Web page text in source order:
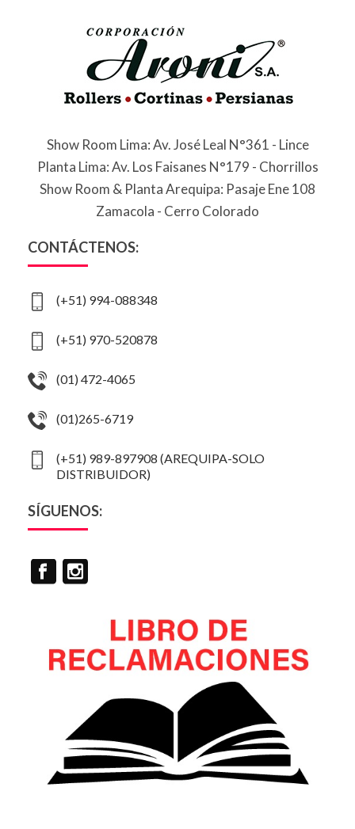
Show Room Lima: Av. José Leal N°361 - Lince
Planta Lima: Av. Los Faisanes N°179 - Chorrillos
Show Room & Planta Arequipa: Pasaje Ene 108
Zamacola - Cerro Colorado
CONTÁCTENOS:
(+51) 994-088348
(+51) 970-520878
(01) 472-4065
(01)265-6719
(+51) 989-897908 (AREQUIPA-SOLO
DISTRIBUIDOR)
SÍGUENOS: